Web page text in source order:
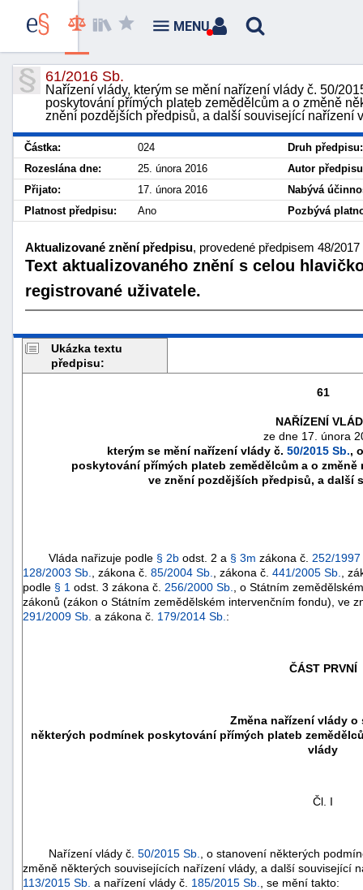
61/2016 Sb.
Nařízení vlády, kterým se mění nařízení vlády č. 50/
poskytování přímých plateb zemědělcům a o změně
znění pozdějších předpisů, a další související nařízení
Částka: 024
Druh předpisu:
Rozeslána dne:
25. února 2016
Autor
Přijato:
17. února 2016
Nabývá
Platnost předpisu:
Ano Pozbývá
Aktualizované znění předpisu, provedené předpisem 48/
Text aktualizovaného znění s celou
registrované uživatele.
Ukázka textu
předpisu:
61
NAŘÍZENÍ
ze dne 17. února
kterým se mění nařízení vlády č. 50/2015 Sb.,
poskytování přímých plateb zemědělcům a o
ve znění pozdějších předpisů, a další
Vláda nařizuje podle § 2b odst. 2 a § 3m zákona č. 252/1997
128/2003 Sb.
, zákona č. 85/2004 Sb. , zákona č. 441/2005 Sb.
,
podle § 1 odst. 3 zákona č. 256/2000 Sb.
, o Státním
zákonů (zákon o Státním zemědělském intervenčním fondu), ve
291/2009 Sb. a zákona č. 179/2014 Sb. :
ČÁST PRVNÍ
Změna nařízení vlády o
některých podmínek poskytování přímých plateb
vlády
Čl. I
Nařízení vlády č. 50/2015 Sb.
, o stanovení některých
změně některých souvisejících nařízení vlády, a další související
113/2015 Sb. a nařízení vlády č. 185/2015 Sb. , se mění takto:
MENU
náhrady